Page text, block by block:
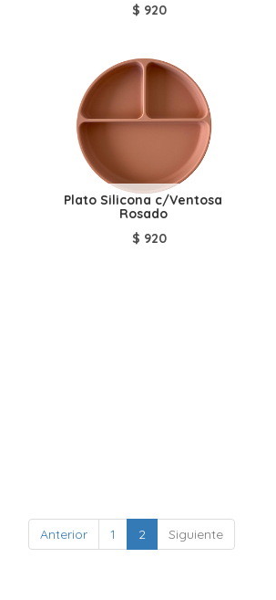
$ 920
Plato Silicona c/Ventosa
Rosado
$ 920
Anterior 1 2 Siguiente